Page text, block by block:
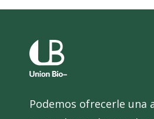
Podemos ofrecerle una